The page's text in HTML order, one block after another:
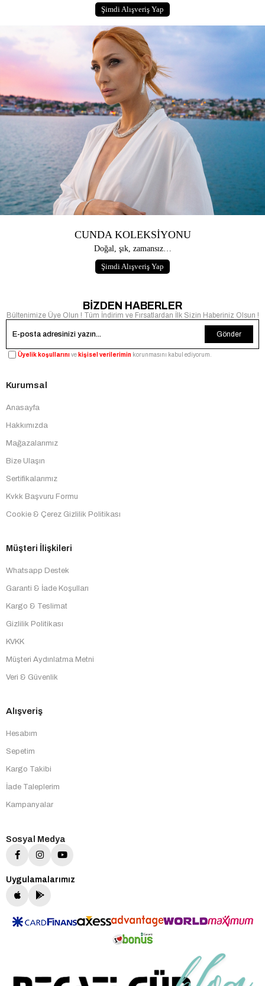
Şimdi Alışveriş Yap
CUNDA KOLEKSİYONU
Doğal, şık, zamansız…
Şimdi Alışveriş Yap
BİZDEN HABERLER
Bültenimize Üye Olun ! Tüm İndirim ve Fırsatlardan İlk Sizin Haberiniz Olsun !
Gönder
Üyelik koşullarınıve kişisel verilerimin korunmasını kabul ediyorum.
Kurumsal
Anasayfa
Hakkımızda
Mağazalarımız
Bize Ulaşın
Sertifikalarımız
Kvkk Başvuru Formu
Cookie & Çerez Gizlilik Politikası
Müşteri İlişkileri
Whatsapp Destek
Garanti & İade Koşulları
Kargo & Teslimat
Gizlilik Politikası
KVKK
Müşteri Aydınlatma Metni
Veri & Güvenlik
Alışveriş
Hesabım
Sepetim
Kargo Takibi
İade Taleplerim
Kampanyalar
Sosyal Medya
Uygulamalarımız